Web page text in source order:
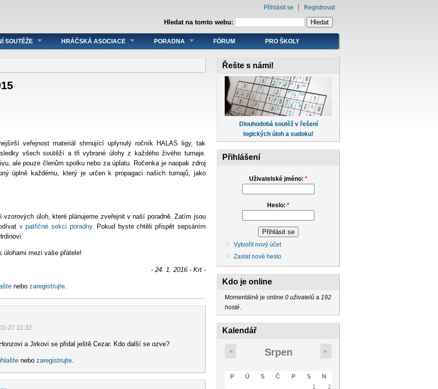
Hledat na tomto webu:
Přihlásit se Registrovat
SOUTĚŽE HRÁČSKÁ ASOCIACE PORADNA FÓRUM PRO ŠKOLY
veřejnost materiál shrnující uplynulý ročník HALAS ligy, tak
všech soutěží a tři vybrané úlohy z každého živého turnaje.
ale pouze členům spolku nebo za úplatu. Ročenka je naopak zdroj
úplně každému, který je určen k propagaci našich turnajů, jako
vzorových úloh, které plánujeme zveřejnit v naší poradně. Zatím jsou
v patřičné sekci poradny. Pokud byste chtěli přispět sepsáním
úlohami mezi vaše přátele!
- 24. 1. 2016 - Krt -
nebo zaregistrujte.
27 22:32.
a Jirkovi se přidal ještě Cezar. Kdo další se ozve?
nebozaregistrujte.
Řešte s námi!
Dlouhodobá soutěž v řešení
logických úloh a sudoku!
Přihlášení
Uživatelské jméno: *
Heslo: *
Vytvořit nový účet
Zaslat nové heslo
Kdo je online
Momentálně je online 0 uživatelů a 192
hosté.
Kalendář
« Srpen »
P Ú S Č P S
N
1
2